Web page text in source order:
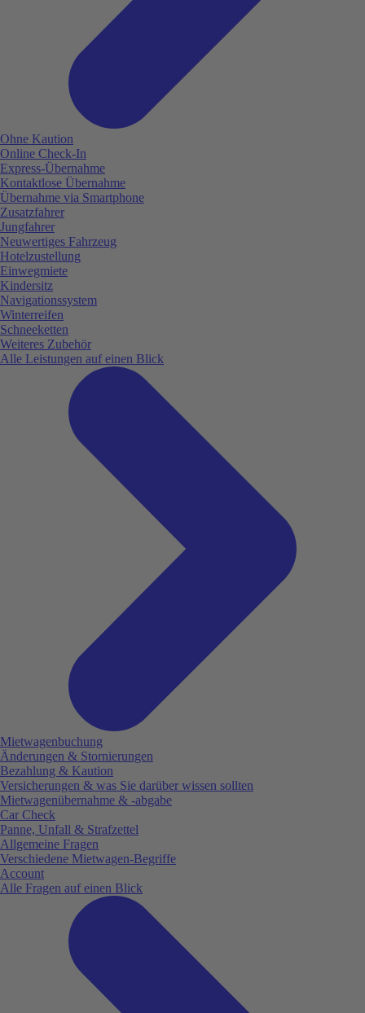
Ohne Kaution
Online Check-In
Express-Übernahme
Kontaktlose Übernahme
Übernahme via Smartphone
Zusatzfahrer
Jungfahrer
Neuwertiges Fahrzeug
Hotelzustellung
Einwegmiete
Kindersitz
Navigationssystem
Winterreifen
Schneeketten
Weiteres Zubehör
Alle Leistungen auf einen Blick
Mietwagenbuchung
Änderungen & Stornierungen
Bezahlung & Kaution
Versicherungen & was Sie darüber wissen sollten
Mietwagenübernahme & -abgabe
Car Check
Panne, Unfall & Strafzettel
Allgemeine Fragen
Verschiedene Mietwagen-Begriffe
Account
Alle Fragen auf einen Blick